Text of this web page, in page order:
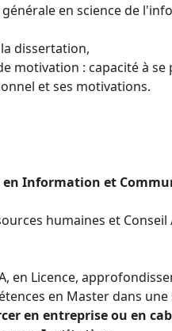
écrite avec des sujets
après la réforme. Les
d’épreuve.
en science de
dissertation,
motivation : capacité à se
et ses motivations.
en Information et
humaines et Conseil
en Licence,
en Master dans une
en entreprise ou en